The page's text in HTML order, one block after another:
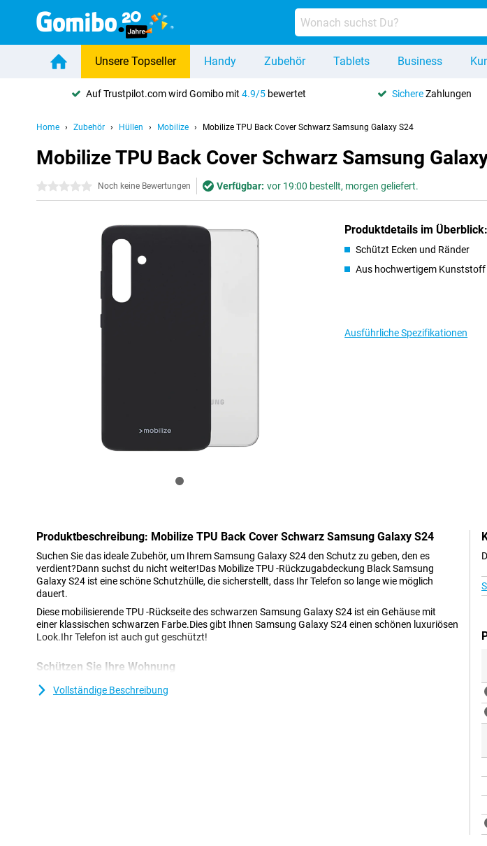
Unsere Topseller Handy Zubehör Tablets Business
Auf Trustpilot.com wird Gomibo mit4.9/5 bewertet SichereZahlungen
Home Zubehör Hüllen Mobilize Mobilize TPU Back Cover Schwarz Samsung Galaxy S24
Mobilize TPU Back Cover Schwarz Samsung
0 Sterne Noch keine Bewertungen Verfügbar: vor 19:00 bestellt, morgen geliefert.
Produktdetails im Überblick:
Schützt Ecken und Ränder
Aus hochwertigem Kunststoff
Ausführliche Spezifikationen
Produktbeschreibung: Mobilize TPU Back Cover Schwarz Samsung Galaxy S24
Suchen Sie das ideale Zubehör, um Ihrem Samsung Galaxy S24 den Schutz zu geben, den es
verdient?Dann suchst du nicht weiter!Das Mobilize TPU -Rückzugabdeckung Black Samsung
Galaxy S24 ist eine schöne Schutzhülle, die sicherstellt, dass Ihr Telefon so lange wie möglich
dauert.
Diese mobilisierende TPU -Rückseite des schwarzen Samsung Galaxy S24 ist ein Gehäuse mit
einer klassischen schwarzen Farbe.Dies gibt Ihnen Samsung Galaxy S24 einen schönen luxuriösen
Look.Ihr Telefon ist auch gut geschützt!
Schützen Sie Ihre Wohnung
Heutzutage sind viel mehr Geräte aus Glas hergestellt.Dies macht es auch wichtiger, Ihr Gerät mit
einem Fall zu schützen.Schließlich möchten Sie keinen Knacken in Ihrem Telefon!Schützen Sie Ihr
Vollständige Beschreibung